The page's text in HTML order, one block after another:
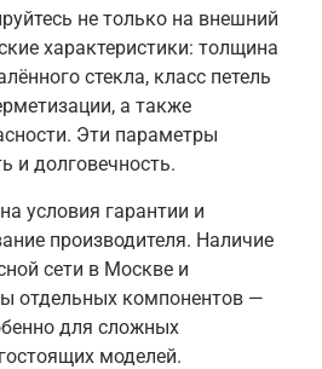
не только на внешний
характеристики: толщина
стекла, класс петель
а также
Эти параметры
и долговечность.
условия гарантии и
производителя. Наличие
сети в Москве и
отдельных компонентов —
для сложных
моделей.